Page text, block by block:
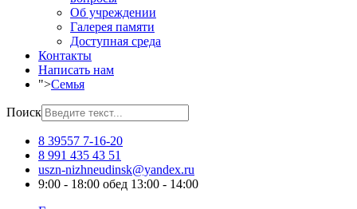
Об учреждении
Галерея памяти
Доступная среда
Контакты
Написать нам
">Семья
Поиск
8 39557 7-16-20
8 991 435 43 51
uszn-nizhneudinsk@yandex.ru
9:00 - 18:00 обед 13:00 - 14:00